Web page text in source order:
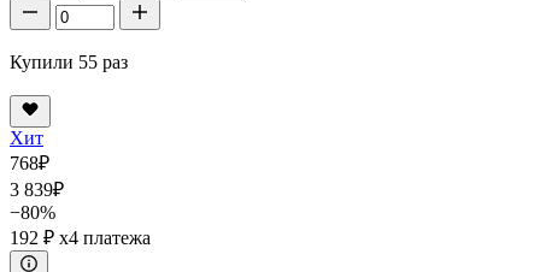
Купили 55 раз
Хит
768₽
3 839₽
−80%
192 ₽ x4 платежа